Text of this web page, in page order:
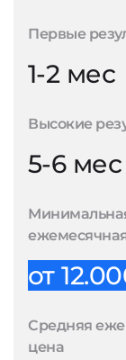
Первые
1-2 мес
Высокие
5-6 мес
от
Средняя
цена